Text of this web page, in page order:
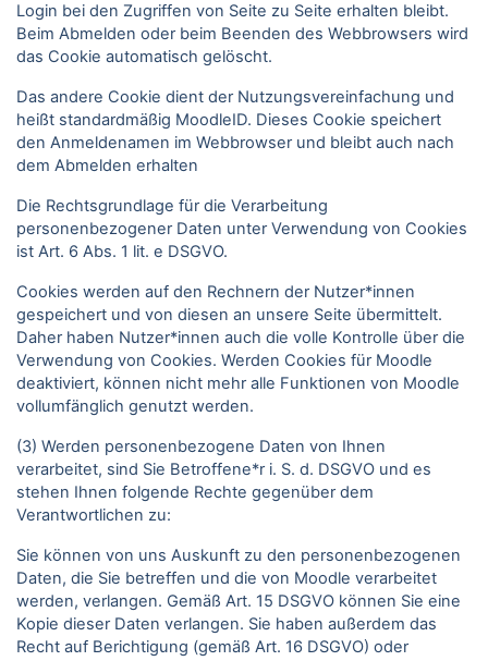
Login bei den Zugriffen von Seite zu Seite erhalten bleibt.
Beim Abmelden oder beim Beenden des Webbrowsers wird
das Cookie automatisch gelöscht.
Das andere Cookie dient der Nutzungsvereinfachung und
heißt standardmäßig MoodleID. Dieses Cookie speichert
den Anmeldenamen im Webbrowser und bleibt auch nach
dem Abmelden erhalten
Die Rechtsgrundlage für die Verarbeitung
personenbezogener Daten unter Verwendung von Cookies
ist Art. 6 Abs. 1 lit. e DSGVO.
Cookies werden auf den Rechnern der Nutzer*innen
gespeichert und von diesen an unsere Seite übermittelt.
Daher haben Nutzer*innen auch die volle Kontrolle über die
Verwendung von Cookies. Werden Cookies für Moodle
deaktiviert, können nicht mehr alle Funktionen von Moodle
vollumfänglich genutzt werden.
(3) Werden personenbezogene Daten von Ihnen
verarbeitet, sind Sie Betroffene*r i. S. d. DSGVO und es
stehen Ihnen folgende Rechte gegenüber dem
Verantwortlichen zu:
Sie können von uns Auskunft zu den personenbezogenen
Daten, die Sie betreffen und die von Moodle verarbeitet
werden, verlangen. Gemäß Art. 15 DSGVO können Sie eine
Kopie dieser Daten verlangen. Sie haben außerdem das
Recht auf Berichtigung (gemäß Art. 16 DSGVO) oder